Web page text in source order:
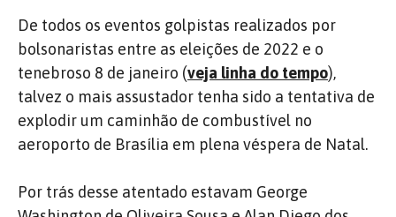
De todos os eventos golpistas realizados por
bolsonaristas entre as eleições de 2022 e o
tenebroso 8 de janeiro (veja linha do tempo),
talvez o mais assustador tenha sido a tentativa de
explodir um caminhão de combustível no
aeroporto de Brasília em plena véspera de Natal.
Por trás desse atentado estavam George